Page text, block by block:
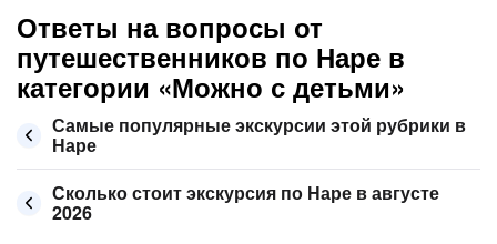
Ответы на вопросы от
путешественников по Наре в
категории «Можно с детьми»
Самые популярные экскурсии этой рубрики в
Наре
Сколько стоит экскурсия по Наре в августе
2026